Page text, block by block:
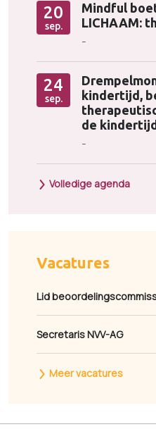
20
sep.
Mindful
LICHAAM:
-
24
sep.
kindertijd,
de
-
Volledige agenda
Vacatures
Lid
Secretaris NVV-AG
Meer vacatures